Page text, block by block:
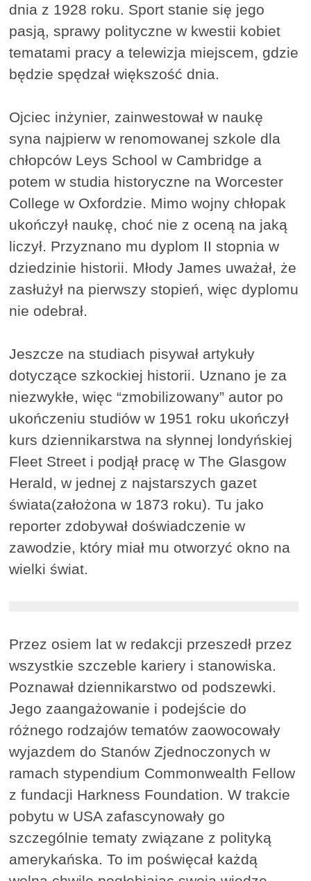
dnia z 1928 roku. Sport stanie się jego
pasją, sprawy polityczne w kwestii kobiet
tematami pracy a telewizja miejscem, gdzie
będzie spędzał większość dnia.
Ojciec inżynier, zainwestował w naukę
syna najpierw w renomowanej szkole dla
chłopców Leys School w Cambridge a
potem w studia historyczne na Worcester
College w Oxfordzie. Mimo wojny chłopak
ukończył naukę, choć nie z oceną na jaką
liczył. Przyznano mu dyplom II stopnia w
dziedzinie historii. Młody James uważał, że
zasłużył na pierwszy stopień, więc dyplomu
nie odebrał.
Jeszcze na studiach pisywał artykuły
dotyczące szkockiej historii. Uznano je za
niezwykłe, więc “zmobilizowany” autor po
ukończeniu studiów w 1951 roku ukończył
kurs dziennikarstwa na słynnej londyńskiej
Fleet Street i podjął pracę w The Glasgow
Herald, w jednej z najstarszych gazet
świata(założona w 1873 roku). Tu jako
reporter zdobywał doświadczenie w
zawodzie, który miał mu otworzyć okno na
wielki świat.
Przez osiem lat w redakcji przeszedł przez
wszystkie szczeble kariery i stanowiska.
Poznawał dziennikarstwo od podszewki.
Jego zaangażowanie i podejście do
różnego rodzajów tematów zaowocowały
wyjazdem do Stanów Zjednoczonych w
ramach stypendium Commonwealth Fellow
z fundacji Harkness Foundation. W trakcie
pobytu w USA zafascynowały go
szczególnie tematy związane z polityką
amerykańska. To im poświęcał każdą